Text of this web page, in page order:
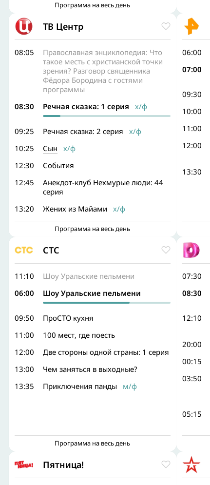
Программа на весь день
ТВ Центр
08:05
Православная энциклопедия: Что
такое месть с христианской точки
зрения? Разговор священника
Фёдора Бородина с гостями
программы
08:30
Речная сказка: 1 серия х/ф
09:25 Речная сказка: 2 серия х/ф
10:25
Сын х/ф
12:30
События
12:45
Анекдот-клуб Нехмурые люди: 44
серия
13:20
Жених из Майами х/ф
Программа на весь день
06:00
07:00
09:30
10:00
11:00
12:00
13:30
СТС
11:10
Шоу Уральские пельмени
06:00
Шоу Уральские пельмени
09:50
ПроСТО кухня
11:00
100 мест, где поесть
12:00
Две стороны одной страны: 1 серия
13:00
Чем заняться в выходные?
13:35
Приключения панды м/ф
Программа на весь день
07:30
08:30
12:10
20:00
00:15
03:50
05:15
Пятница!